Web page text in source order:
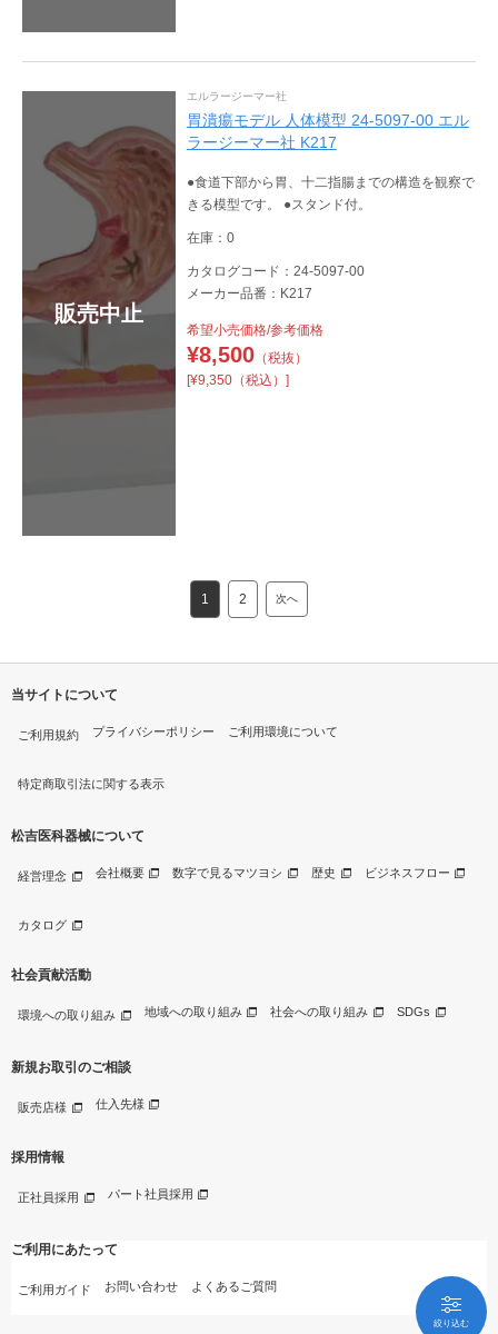
絞り込む
販売中止
エルラージーマー社
胃潰瘍モデル 人体模型 24-5097-00 エル
ラージーマー社 K217
●食道下部から胃、十二指腸までの構造を観察で
きる模型です。 ●スタンド付。
在庫：0
カタログコード：24-5097-00
メーカー品番：K217
希望小売価格/参考価格
¥8,500（税抜）
[¥9,350（税込）]
1 2 次へ
当サイトについて
ご利用規約 プライバシーポリシー ご利用環境について
特定商取引法に関する表示
松吉医科器械について
経営理念 会社概要 数字で見るマツヨシ 歴史 ビジネスフロー
カタログ
社会貢献活動
環境への取り組み 地域への取り組み 社会への取り組み SDGs
新規お取引のご相談
販売店様 仕入先様
採用情報
正社員採用 パート社員採用
ご利用にあたって
ご利用ガイド お問い合わせ よくあるご質問